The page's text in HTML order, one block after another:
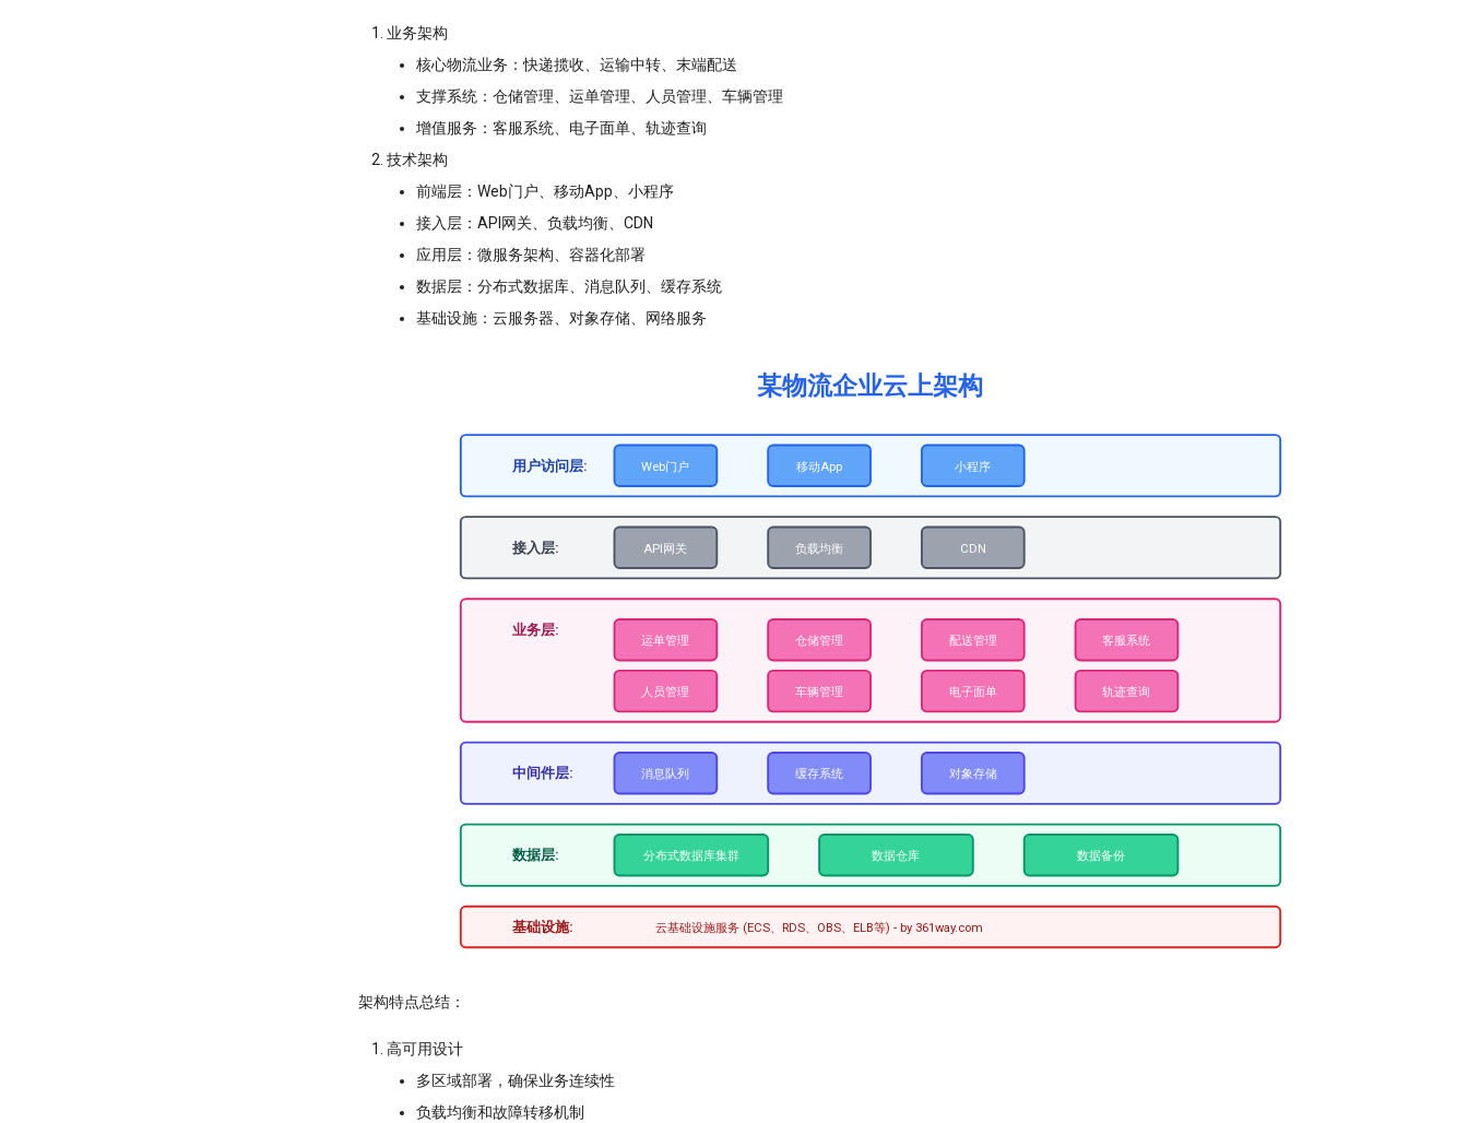
业务架构
核心物流业务：快递揽收、运输中转、末端配送
支撑系统：仓储管理、运单管理、人员管理、车辆管理
增值服务：客服系统、电子面单、轨迹查询
技术架构
前端层：Web门户、移动App、小程序
接入层：API网关、负载均衡、CDN
应用层：微服务架构、容器化部署
数据层：分布式数据库、消息队列、缓存系统
基础设施：云服务器、对象存储、网络服务
某物流企业云上架构
用户访问层: Web门户 移动App 小程序
接入层: API网关 负载均衡 CDN
业务层:
运单管理 仓储管理 配送管理 客服系统
人员管理 车辆管理 电子面单 轨迹查询
中间件层: 消息队列 缓存系统 对象存储
数据层: 分布式数据库集群 数据仓库 数据备份
基础设施: 云基础设施服务 (ECS、RDS、OBS、ELB等) - by 361way.com
架构特点总结：
高可用设计
多区域部署，确保业务连续性
负载均衡和故障转移机制